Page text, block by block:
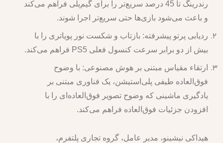
رندرینگ تا 45 درصد سریع‌تر را برای گیم‌پلی فراهم می‌کند
و باعث می‌شود بازی‌ها حتی سریع‌تر اجرا شوند.
ردیابی پرتو پیشرفته: بازتاب و شکست نور پویاتری را با
بیش از دو برابر سرعت کنسول فعلی PS5 فراهم می‌کند.
ارتقاء مقیاس مبتنی بر هوش مصنوعی: با وضوح
فوق‌العاده طیفی پلی‌استیشن، یک فناوری مبتنی بر
یادگیری ماشینی که وضوح تصویر فوق‌العاده‌ای را با
افزودن جزئیات فوق‌العاده فراهم می‌کند.
هیداکی نیشینو، مدیر عامل، گروه تجاری پلتفرم،